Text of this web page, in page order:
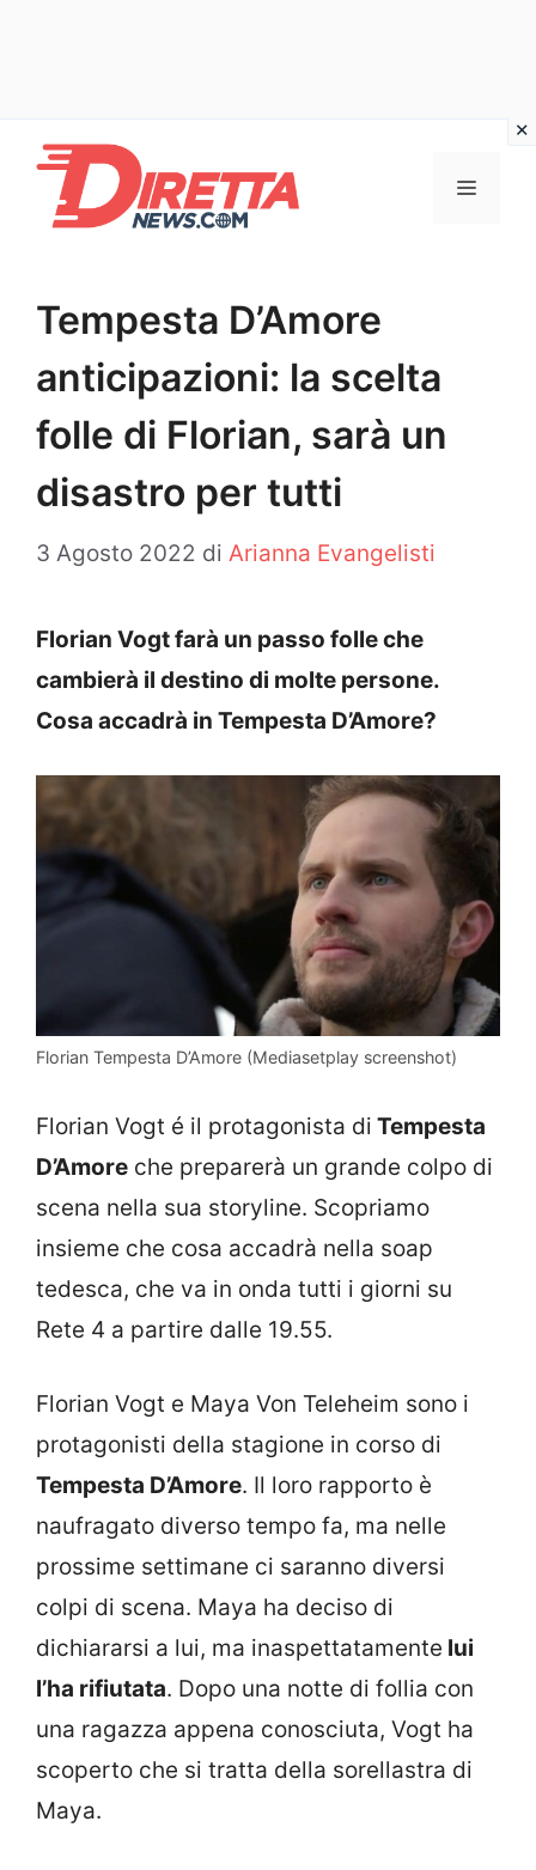
contenuto
Menu
Tempesta D’Amore
anticipazioni: la scelta
folle di Florian, sarà un
disastro per tutti
3 Agosto 2022 di Arianna Evangelisti
Florian Vogt farà un passo folle che
cambierà il destino di molte persone.
Cosa accadrà in Tempesta D’Amore?
Florian Tempesta D’Amore (Mediasetplay screenshot)
Florian Vogt é il protagonista di Tempesta
D’Amore che preparerà un grande colpo di
scena nella sua storyline. Scopriamo
insieme che cosa accadrà nella soap
tedesca, che va in onda tutti i giorni su
Rete 4 a partire dalle 19.55.
Florian Vogt e Maya Von Teleheim sono i
protagonisti della stagione in corso di
Tempesta D’Amore. Il loro rapporto è
naufragato diverso tempo fa, ma nelle
prossime settimane ci saranno diversi
colpi di scena. Maya ha deciso di
dichiararsi a lui, ma inaspettatamente lui
l’ha rifiutata. Dopo una notte di follia con
una ragazza appena conosciuta, Vogt ha
scoperto che si tratta della sorellastra di
Maya.